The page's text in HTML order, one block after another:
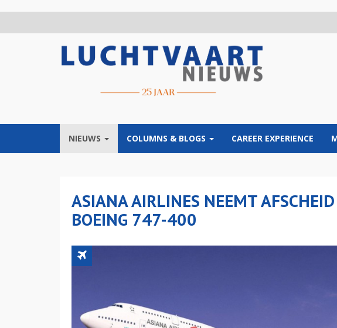
NIEUWS COLUMNS & BLOGS CAREER EXPERIENCE
ASIANA AIRLINES NEEMT
BOEING 747-400